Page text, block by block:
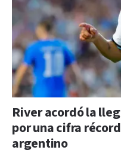
River acordó la
por una cifra
argentino